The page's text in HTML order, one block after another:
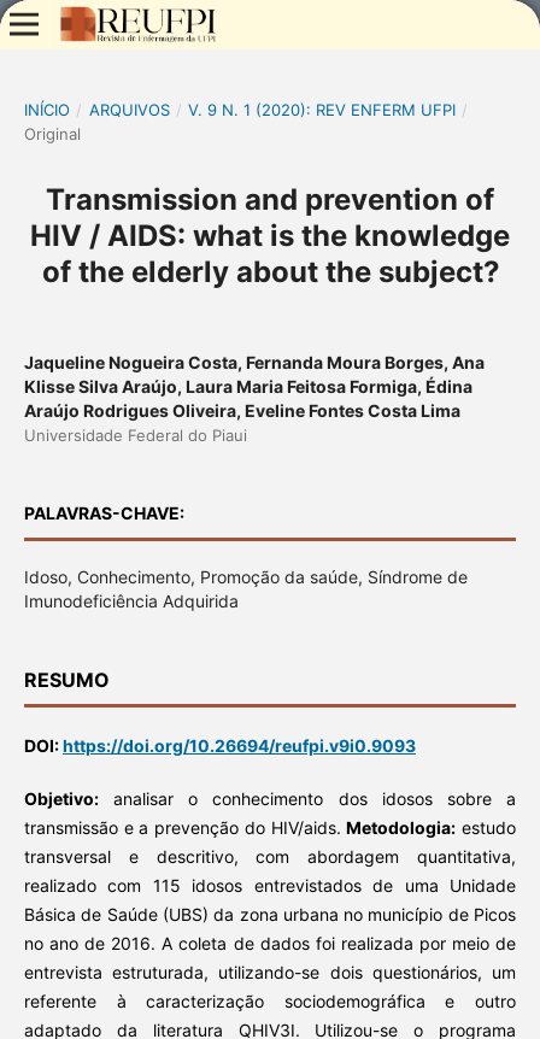
INÍCIO / ARQUIVOS / V. 9 N. 1 (2020): REV ENFERM UFPI /
Original
Transmission and prevention of
HIV / AIDS: what is the knowledge
of the elderly about the subject?
Jaqueline Nogueira Costa, Fernanda Moura Borges, Ana
Klisse Silva Araújo, Laura Maria Feitosa Formiga, Édina
Araújo Rodrigues Oliveira, Eveline Fontes Costa Lima
Universidade Federal do Piaui
PALAVRAS-CHAVE:
Idoso, Conhecimento, Promoção da saúde, Síndrome de
Imunodeficiência Adquirida
RESUMO
DOI:https://doi.org/10.26694/reufpi.v9i0.9093
Objetivo:analisar o conhecimento dos idosos sobre a
transmissão e a prevenção do HIV/aids.Metodologia: estudo
transversal e descritivo, com abordagem quantitativa,
realizado com 115 idosos entrevistados de uma Unidade
Básica de Saúde (UBS) da zona urbana no município de Picos
no ano de 2016. A coleta de dados foi realizada por meio de
entrevista estruturada, utilizando-se dois questionários, um
referente à caracterização sociodemográfica e outro
adaptado da literatura QHIV3I. Utilizou-se o programa